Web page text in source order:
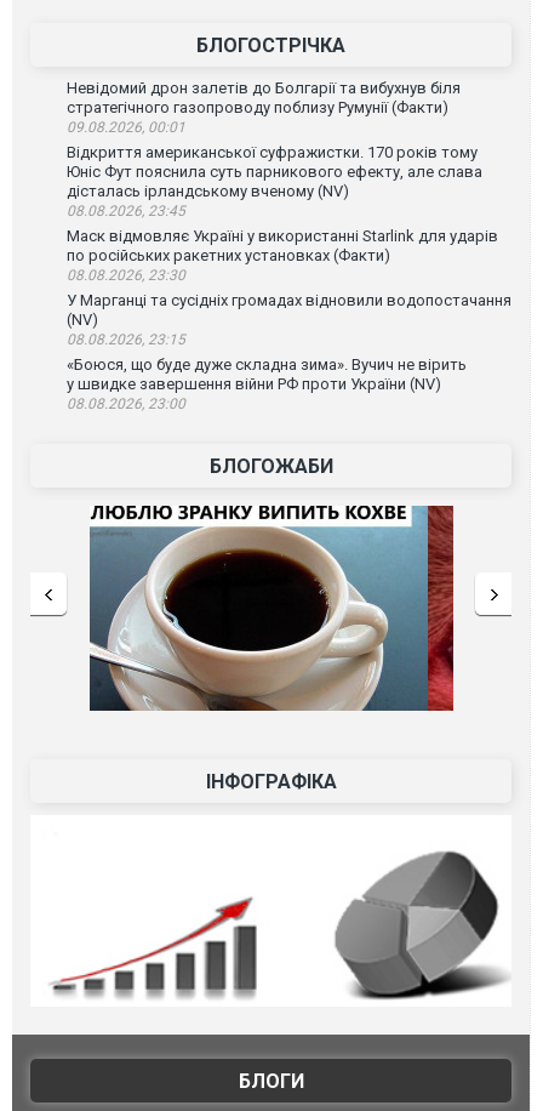
БЛОГОСТРІЧКА
Невідомий дрон залетів до Болгарії та вибухнув біля
стратегічного газопроводу поблизу Румунії (Факти)
09.08.2026, 00:01
Відкриття американської суфражистки. 170 років тому
Юніс Фут пояснила суть парникового ефекту, але слава
дісталась ірландському вченому (NV)
08.08.2026, 23:45
Маск відмовляє Україні у використанні Starlink для ударів
по російських ракетних установках (Факти)
08.08.2026, 23:30
У Марганці та сусідніх громадах відновили водопостачання
(NV)
08.08.2026, 23:15
«Боюся, що буде дуже складна зима». Вучич не вірить
у швидке завершення війни РФ проти України (NV)
08.08.2026, 23:00
БЛОГОЖАБИ
ІНФОГРАФІКА
БЛОГИ